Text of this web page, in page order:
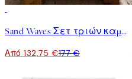
Sand Waves Σετ τριών καμβάδων
Από 132,75 €177 €